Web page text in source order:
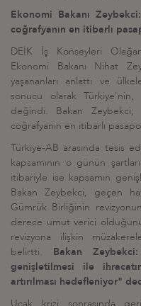
Ekonomi Bakanı
coğrafyanın en itibarlı
DEİK İş Konseyleri
Ekonomi Bakanı Nihat
yaşananları anlattı ve
sonucu olarak Türkiye'nin,
değindi. Bakan
coğrafyanın en itibarlı
Türkiye-AB arasında tesis
kapsamının o günün
itibariyle ise kapsamın
Bakan Zeybekci, geçen
Gümrük Birliğinin
derece umut verici
revizyona ilişkin
belirtti. Bakan
genişletilmesi ile
artırılması hedefleniyor"
Uçak krizi sonrasında